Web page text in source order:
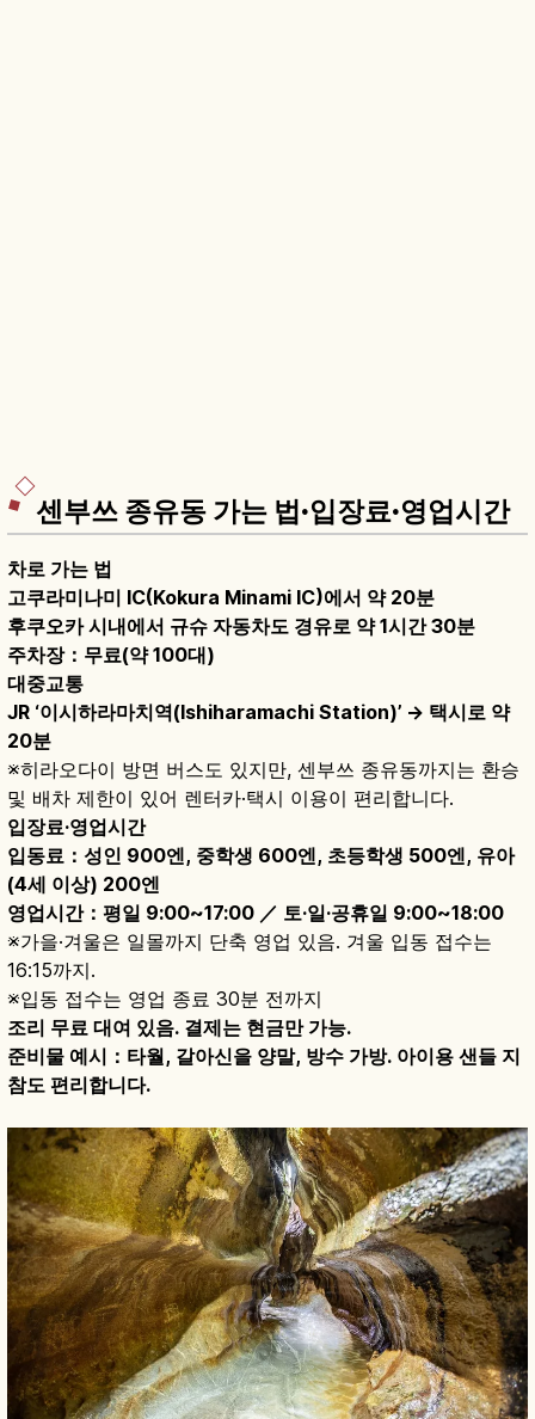
센부쓰 종유동 가는 법·입장료·영업시간
차로 가는 법
고쿠라미나미 IC(Kokura Minami IC)에서 약 20분
후쿠오카 시내에서 규슈 자동차도 경유로 약 1시간 30분
주차장：무료(약 100대)
대중교통
JR ‘이시하라마치역(Ishiharamachi Station)’ → 택시로 약
20분
※히라오다이 방면 버스도 있지만, 센부쓰 종유동까지는 환승
및 배차 제한이 있어 렌터카·택시 이용이 편리합니다.
입장료·영업시간
입동료：성인 900엔, 중학생 600엔, 초등학생 500엔, 유아
(4세 이상) 200엔
영업시간：평일 9:00~17:00 ／ 토·일·공휴일 9:00~18:00
※가을·겨울은 일몰까지 단축 영업 있음. 겨울 입동 접수는
16:15까지.
※입동 접수는 영업 종료 30분 전까지
조리 무료 대여 있음. 결제는 현금만 가능.
준비물 예시：타월, 갈아신을 양말, 방수 가방. 아이용 샌들 지
참도 편리합니다.